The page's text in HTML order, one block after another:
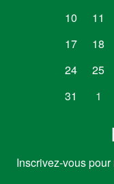
10
11
17
18
24
25
31
1
Inscrivez-vous